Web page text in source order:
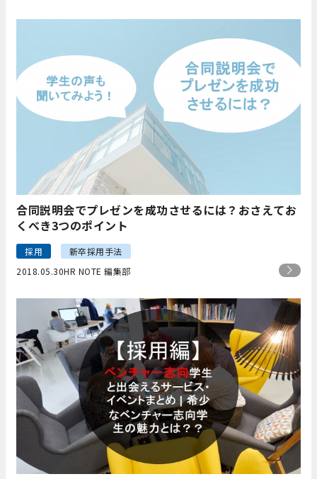
合同説明会でプレゼンを成功させるには？おさえてお
くべき3つのポイント
採用
新卒採用手法
2018.05.30HR NOTE 編集部